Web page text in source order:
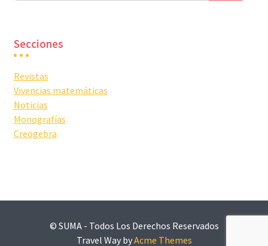
Secciones
Revistas
Vivencias matemáticas
Noticias
Monografías
Creogebra
© SUMA - Todos Los Derechos Reservados
Travel Way byAcme Themes